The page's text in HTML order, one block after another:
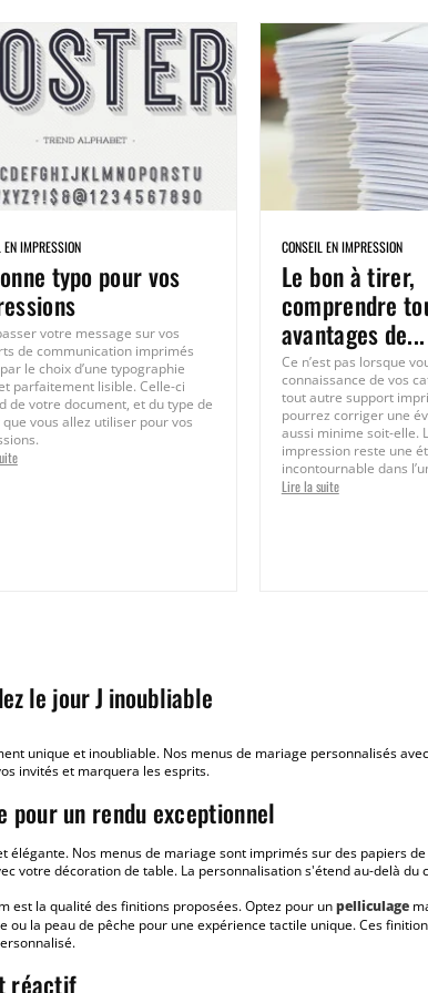
EN IMPRESSION
typo pour vos
votre message sur vos
de communication imprimés
le choix d’une typographie
parfaitement lisible. Celle-ci
de votre document, et du type de
vous allez utiliser pour vos
CONSEIL EN IMPRESSION
Le bon à tirer,
comprendre
avantages de...
Ce n’est pas lorsque
connaissance de vos
tout autre support
pourrez corriger une
aussi minime soit-elle.
impression reste une
incontournable dans
Lire la suite
le jour J inoubliable
unique et inoubliable. Nos menus de mariage personnalisés
invités et marquera les esprits.
pour un rendu exceptionnel
Nos menus de mariage sont imprimés sur des papiers
votre décoration de table. La personnalisation s'étend au-delà
est la qualité des finitions proposées. Optez pour unpelliculage
la peau de pêche pour une expérience tactile unique. Ces
réactif